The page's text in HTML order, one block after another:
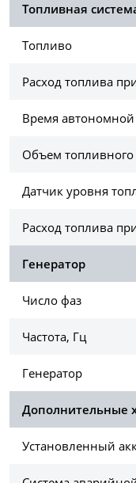
Топливная
Топливо
Расход топлива
Время
Объем топливного
Датчик уровня
Расход топлива
Генератор
Число фаз
Частота, Гц
Генератор
Дополнительные
Установленный